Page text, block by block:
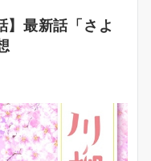
】最新話「さよ